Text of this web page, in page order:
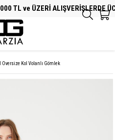
TL ve ÜZERİ ALIŞVERİŞLERDE
Oversize Kol Volanlı Gömlek